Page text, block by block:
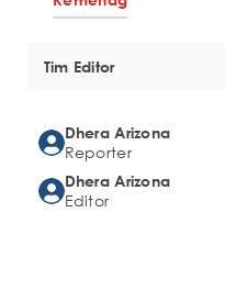
Tim Editor
Dhera Arizona
Reporter
Dhera Arizona
Editor